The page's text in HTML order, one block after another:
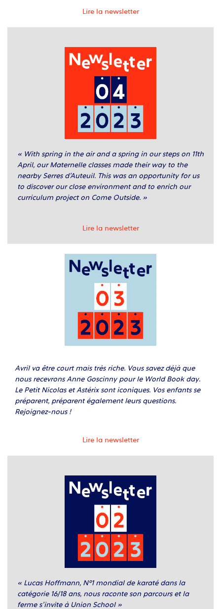
Lire la newsletter
« With spring in the air and a spring in our steps on 11th
April, our Maternelle classes made their way to the
nearby Serres d’Auteuil. This was an opportunity for us
to discover our close environment and to enrich our
curriculum project on Come Outside. »
Lire la newsletter
Avril va être court mais très riche. Vous savez déjà que
nous recevrons Anne Goscinny pour le World Book day.
Le Petit Nicolas et Astérix sont iconiques. Vos enfants se
préparent, préparent également leurs questions.
Rejoignez-nous !
Lire la newsletter
« Lucas Hoffmann, Nº1 mondial de karaté dans la
catégorie 16/18 ans, nous raconte son parcours et la
ferme s’invite à Union School »